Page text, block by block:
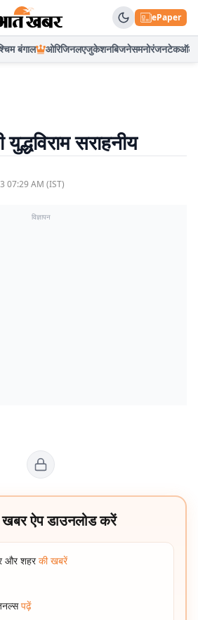
ePaper
बंगाल ओरिजिनलएजुकेशनबिजनेसमनोरंजनटेकऑटो
सराहनीय
07:29 AM (IST)
विज्ञापन
खबर ऐप डाउनलोड करें
और शहर की खबरें
पढ़ें